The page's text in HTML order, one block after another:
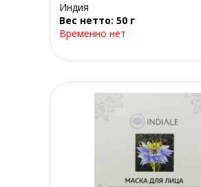
Индия
Вес нетто: 50 г
Временно нет